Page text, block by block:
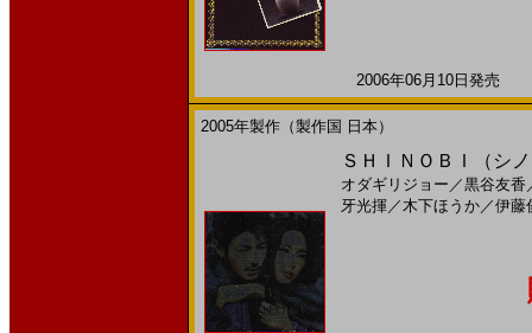
2006年06月10日発売
2005年製作（製作国 日本）
ＳＨＩＮＯＢＩ（シ
オダギリジョー ／黒谷友香
牙光揮／木下ほうか／伊藤